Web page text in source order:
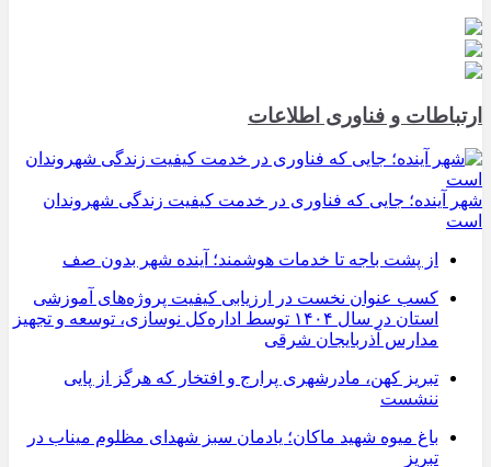
ارتباطات و فناوری اطلاعات
شهر آینده؛ جایی که فناوری در خدمت کیفیت زندگی شهروندان
است
از پشت باجه تا خدمات هوشمند؛ آینده شهر بدون صف
کسب عنوان نخست در ارزیابی کیفیت پروژه‌های آموزشی
استان در سال ۱۴۰۴ توسط اداره‌کل نوسازی، توسعه و تجهیز
مدارس آذربایجان شرقی
تبریز کهن، مادرشهری پرارج و افتخار که هرگز از پایی
ننشست
باغ میوه شهید ماکان؛ یادمان سبز شهدای مظلوم میناب در
تبریز